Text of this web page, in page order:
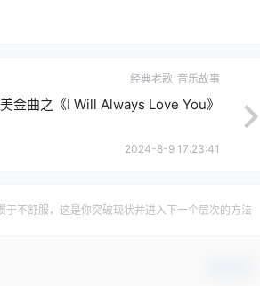
经典老歌 音乐故事
金曲之《I Will Always Love You》
2024-8-9 17:23:41
于不舒服，这是你突破现状并进入下一个层次的方法